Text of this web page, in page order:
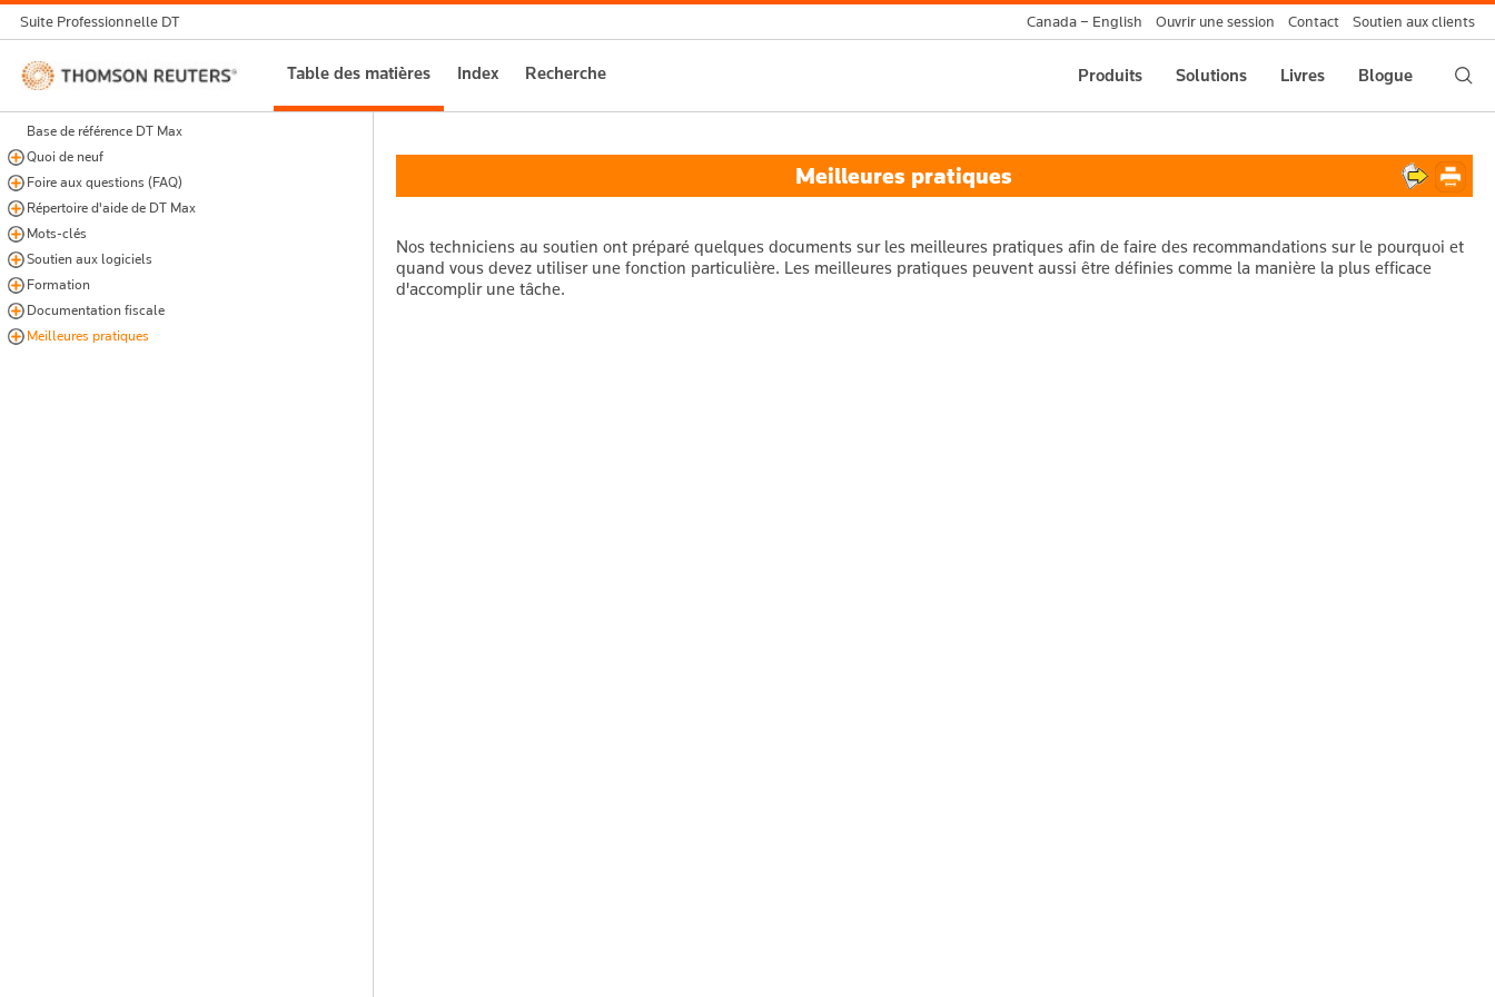
Suite Professionnelle DT Canada – English Ouvrir une session Contact Soutien aux clients
Thomson
Reuters
Table des matières Index Recherche Produits Solutions Livres Blogue
Base de référence DT Max
Quoi de neuf
Foire aux questions (FAQ)
Répertoire d'aide de DT Max
Mots-clés
Soutien aux logiciels
Formation
Documentation fiscale
Meilleures pratiques
Meilleures pratiques
Nos techniciens au soutien ont préparé quelques documents sur les meilleures pratiques afin de faire des recommandations sur le pourquoi et
quand vous devez utiliser une fonction particulière. Les meilleures pratiques peuvent aussi être définies comme la manière la plus efficace
d'accomplir une tâche.